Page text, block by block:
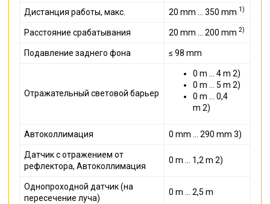
Дистанция работы, макс. 20 mm ... 350 mm 1)
Расстояние срабатывания 20 mm ... 200 mm 2)
Подавление заднего фона ≤ 98 mm
Отражательный световой барьер
0 m ... 4 m 2)
0 m ... 5 m 2)
0 m ... 0,4
m 2)
Автоколлимация 0 mm ... 290 mm 3)
Датчик с отражением от
рефлектора, Автоколлимация
0 m ... 1,2 m 2)
Однопроходной датчик (на
пересечение луча)
0 m ... 2,5 m